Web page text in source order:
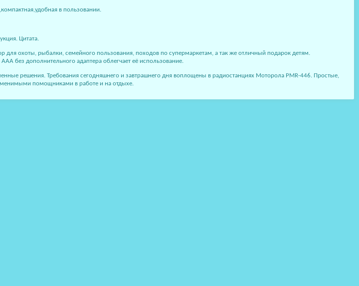
в пользовании.
Цитата.
для охоты, рыбалки, семейного пользования, походов по супермаркетам, а так же отличный подарок детям.
без дополнительного адаптера облегчает её использование.
решения. Требования сегодняшнего и завтрашнего дня воплощены в радиостанциях Моторола PMR-446. Простые,
помощниками в работе и на отдыхе.